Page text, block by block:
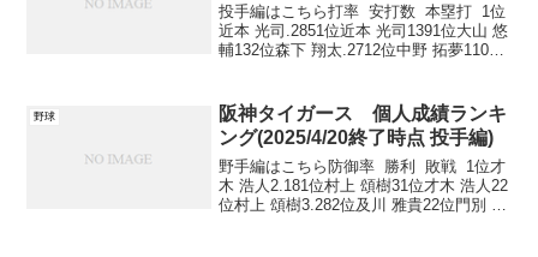
投手編はこちら打率 安打数 本塁打 1位
近本 光司.2851位近本 光司1391位大山 悠
輔132位森下 翔太.2712位中野 拓夢1102
野球
阪神タイガース 個人成績ランキ
ング(2025/4/20終了時点 投手編)
野手編はこちら防御率 勝利 敗戦 1位才
木 浩人2.181位村上 頌樹31位才木 浩人22
位村上 頌樹3.282位及川 雅貴22位門別 啓